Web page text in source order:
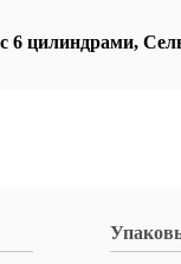
6 цилиндрами,